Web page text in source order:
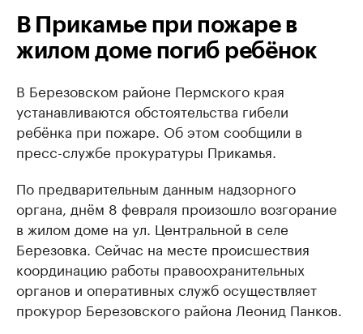
В Прикамье при пожаре в
жилом доме погиб ребёнок
В Березовском районе Пермского края
устанавливаются обстоятельства гибели
ребёнка при пожаре. Об этом сообщили в
пресс-службе прокуратуры Прикамья.
По предварительным данным надзорного
органа, днём 8 февраля произошло возгорание
в жилом доме на ул. Центральной в селе
Березовка. Сейчас на месте происшествия
координацию работы правоохранительных
органов и оперативных служб осуществляет
прокурор Березовского района Леонид Панков.